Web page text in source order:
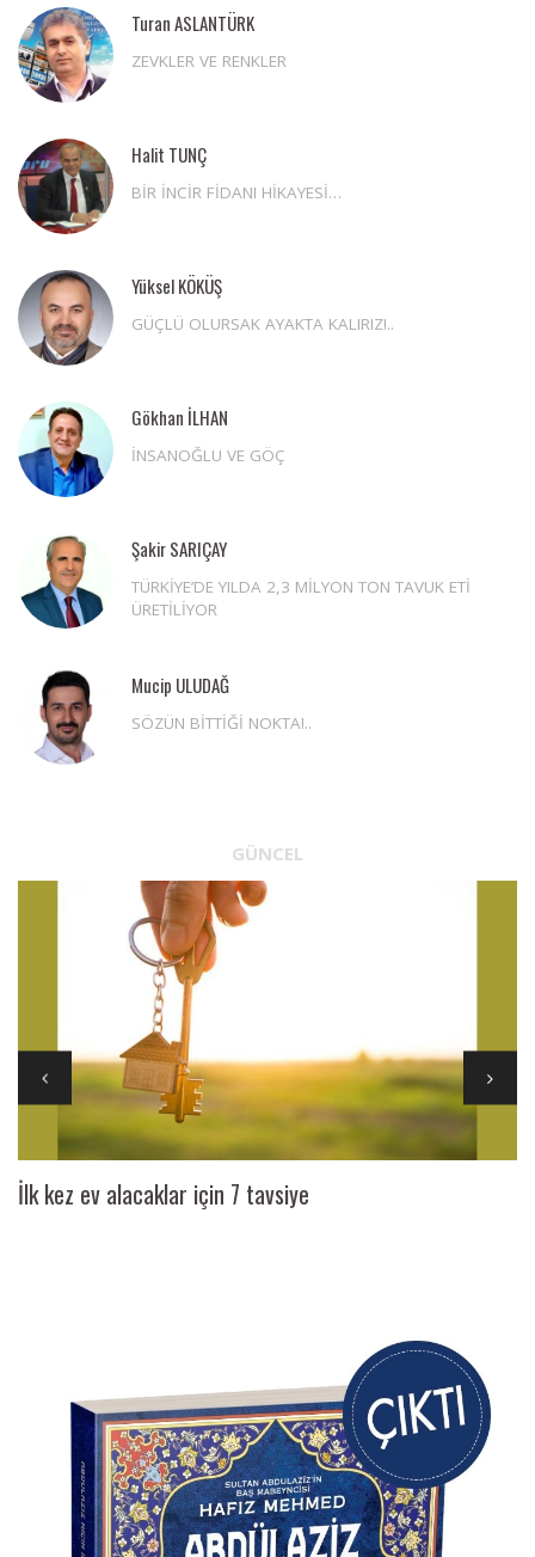
Turan ASLANTÜRK
ZEVKLER VE RENKLER
Halit TUNÇ
BİR İNCİR FİDANI HİKAYESİ…
Yüksel KÖKÜŞ
GÜÇLÜ OLURSAK AYAKTA KALIRIZ!..
Gökhan İLHAN
İNSANOĞLU VE GÖÇ
Şakir SARIÇAY
TÜRKİYE’DE YILDA 2,3 MİLYON TON TAVUK ETİ
ÜRETİLİYOR
Mucip ULUDAĞ
SÖZÜN BİTTİĞİ NOKTA!..
GÜNCEL
İlk kez ev alacaklar için 7 tavsiye